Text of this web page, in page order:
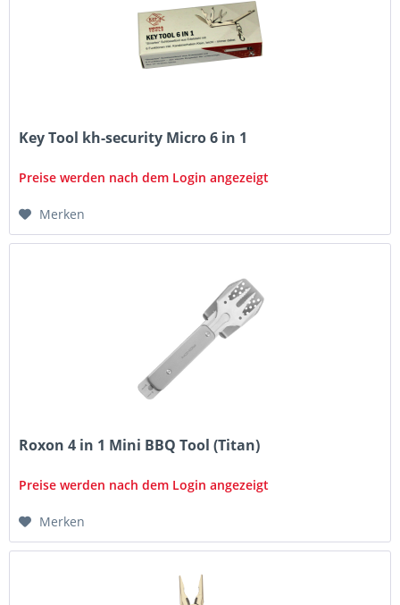
Key Tool kh-security Micro 6 in 1
Preise werden nach dem Login angezeigt
Merken
Roxon 4 in 1 Mini BBQ Tool (Titan)
Preise werden nach dem Login angezeigt
Merken